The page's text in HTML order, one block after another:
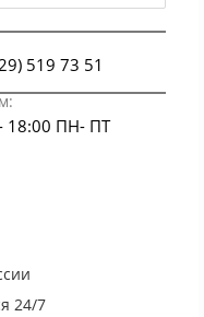
519 73 51
18:00 ПН- ПТ
24/7